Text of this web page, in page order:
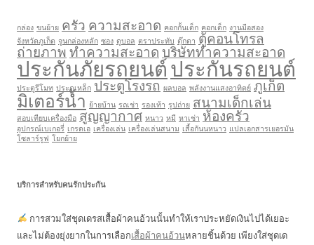
กล่อง ขนย้าย ครัว ความสะอาด คอกกั้นเด็ก คอกเด็ก งานมือสอง
จังหวัดภูเก็ต จูนกล่องหลัก ซอง ดูบอล ตราประทับ ตุ๊กตา ตู้คอนโทรล
ถ่ายภาพทำความสะอาดบริษัททำความสะอาด
ประกันภัยรถยนต์ประกันรถยนต์
ประตูรีโมท ประตูเหล็ก ประตูโรงรถ ผลบอล พลังงานแสงอาทิตย์ ภูเก็ต
มิเตอร์น้ำ ย้ายบ้าน รถเช่า รองเท้า รูปถ่าย สนามเด็กเล่น
สอบเทียบเครื่องมือ สูญญากาศ หนาว หมี หาเช่า ห้องครัว
อุปกรณ์เบเกอรี่ เกรดเอ เครื่องเล่น เครื่องเล่นสนาม เสื้อกันนหนาว แปลเอกสารเยอรมัน
โซลาร์รูฟ โยกย้าย
บริการสำหรับคนรักประกัน
การสวมใส่ชุดเดรสเสื้อผ้าคนอ้วนนั้นทำให้เราประหยัดเงินไปได้เยอะ
และไม่ต้องยุ่งยากในการเลือกเสื้อผ้าคนอ้วนหลายชิ้นด้วย เพียงใส่ชุดเด